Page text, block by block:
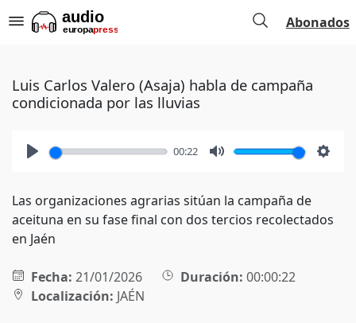
Abonados
Luis Carlos Valero (Asaja) habla de campaña
condicionada por las lluvias
00:22
Las organizaciones agrarias sitúan la campaña de
aceituna en su fase final con dos tercios recolectados
en Jaén
Fecha: 21/01/2026 Duración: 00:00:22
Localización: JAÉN